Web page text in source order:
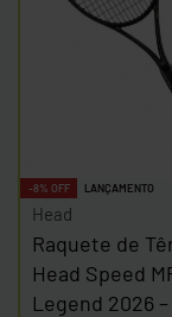
-8% OFF LANÇAMENTO
Head
Raquete de
Head Speed
Legend 2026